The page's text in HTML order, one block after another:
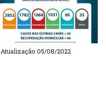
Atualização 05/08/2022